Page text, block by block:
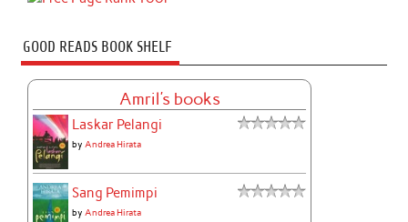
GOOD READS BOOK SHELF
Amril's books
Laskar Pelangi
byAndrea Hirata
Sang Pemimpi
byAndrea Hirata